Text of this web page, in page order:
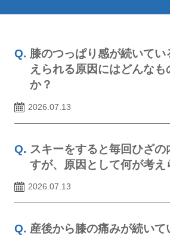
膝のつっぱり感が続いてい
えられる原因にはどんなも
か？
2026.07.13
スキーをすると毎回ひざ
すが、原因として何が考え
2026.07.13
産後から膝の痛みが続いて